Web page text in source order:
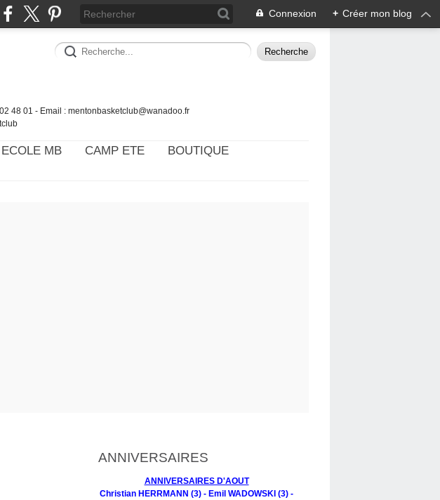
Connexion + Créer mon blog
48 01 - Email : mentonbasketclub@wanadoo.fr
ECOLE MB CAMP ETE
BOUTIQUE
ANNIVERSAIRES
ANNIVERSAIRES D'AOUT
Christian HERRMANN (3) - Emil WADOWSKI (3) -